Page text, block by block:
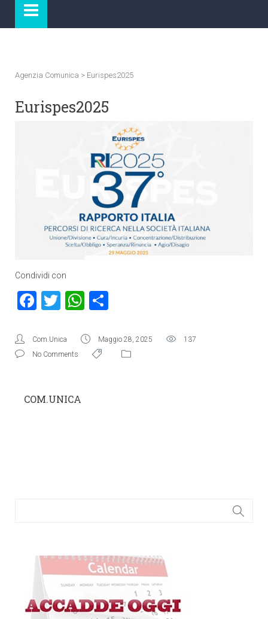
Agenzia Comunica > Eurispes2025
Eurispes2025
Condividi con
Facebook
TwitterWhatsApp
Com.Unica Maggio 28, 2025
137
No Comments
COM.UNICA